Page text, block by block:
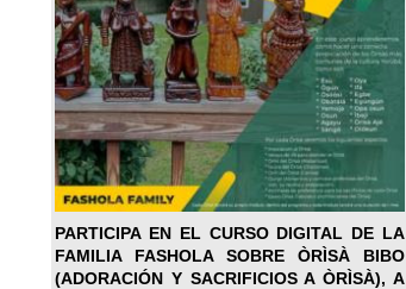
PARTICIPA EN EL CURSO DIGITAL DE LA
FAMILIA FASHOLA SOBRE ÒRÌSÀ BIBO
(ADORACIÓN Y SACRIFICIOS A ÒRÌSÀ), A